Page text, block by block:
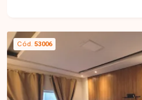
banheiros, despensa e
segurança, oferecendo
tranquilidade para receber
Uma excelente
um imóvel voltado ao lazer
Cód. 53006